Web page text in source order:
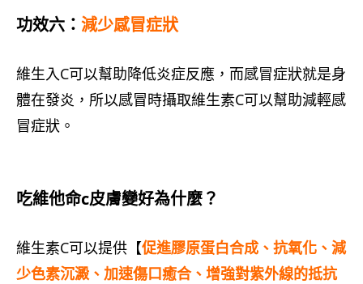
功效六： 減少感冒症狀
維生入C可以幫助降低炎症反應，而感冒症狀就是身
體在發炎，所以感冒時攝取維生素C可以幫助減輕感
冒症狀。
吃維他命c皮膚變好為什麼？
維生素C可以提供【促進膠原蛋白合成、抗氧化、減
少色素沉澱、加速傷口癒合、增強對紫外線的抵抗